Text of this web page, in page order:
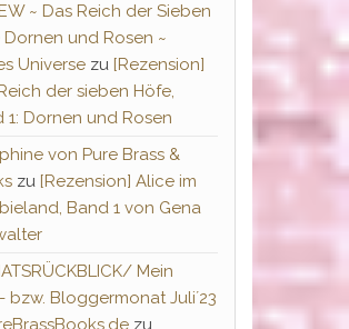
~ Das Reich der Sieben
Dornen und Rosen ~
Universezu [Rezension]
der sieben Höfe,
1: Dornen und Rosen
von Pure Brass &
zu [Rezension] Alice im
Band 1 von Gena
Mein
bzw. Bloggermonat Juli´23